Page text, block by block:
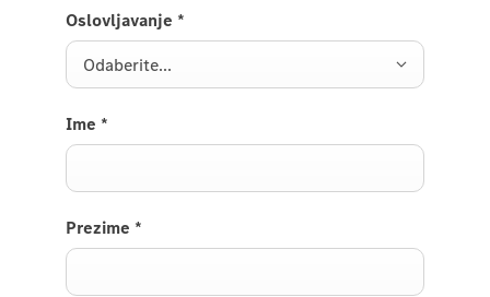
Oslovljavanje *
Odaberite...
Ime *
Prezime *